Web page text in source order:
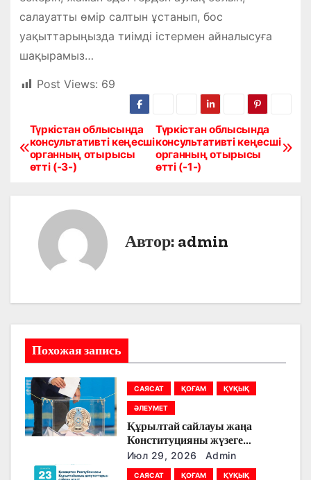
салауатты өмір салтын ұстанып, бос
уақыттарыңызда тиімді істермен айналысуға
шақырамыз…
Post Views: 69
Н
ц
я
п
о
з
Түркістан облысында
консультативті кеңесші
органның отырысы
өтті (-1-)
Түркістан облысында
консультативті кеңесші
органның отырысы
өтті (-3-)
Автор: admin
Похожая запись
САЯСАТ ҚОҒАМ ҚҰҚЫҚ
ӘЛЕУМЕТ
Құрылтай сайлауы жаңа
Конституцияны жүзеге
асырудың алғашқы кезеңі
болады
Июл 29, 2026 Admin
САЯСАТ ҚОҒАМ ҚҰҚЫҚ